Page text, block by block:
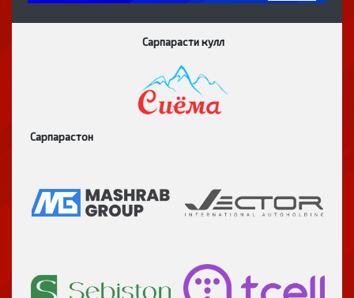
Сарпарасти кулл
Сарпарастон